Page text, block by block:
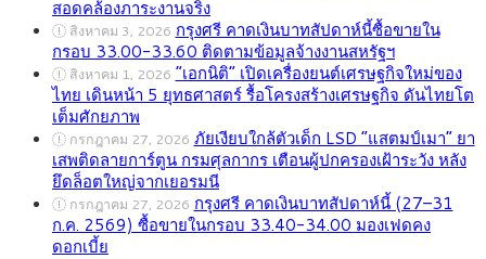
สอดคล้องภาระงานจริง
สิงหาคม 3, 2026 กรุงศรี คาดเงินบาทสัปดาห์นี้ซื้อขายใน
กรอบ 33.00-33.60 ติดตามข้อมูลจ้างงานสหรัฐฯ
สิงหาคม 1, 2026 “เอกนิติ” เปิดเครื่องยนต์เศรษฐกิจใหม่ของ
ไทย เดินหน้า 5 ยุทธศาสตร์ รื้อโครงสร้างเศรษฐกิจ ดันไทยโต
เต็มศักยภาพ
กรกฎาคม 27, 2026 ภัยเงียบใกล้ตัวเด็ก LSD “แสตมป์เมา” ยา
เสพติดลายการ์ตูน กรมศุลกากร เตือนผู้ปกครองเฝ้าระวัง หลัง
ยึดล็อตใหญ่จากเยอรมนี
กรกฎาคม 27, 2026 กรุงศรี คาดเงินบาทสัปดาห์นี้ (27–31
ก.ค. 2569) ซื้อขายในกรอบ 33.40-34.00 มองเฟดคง
ดอกเบี้ย